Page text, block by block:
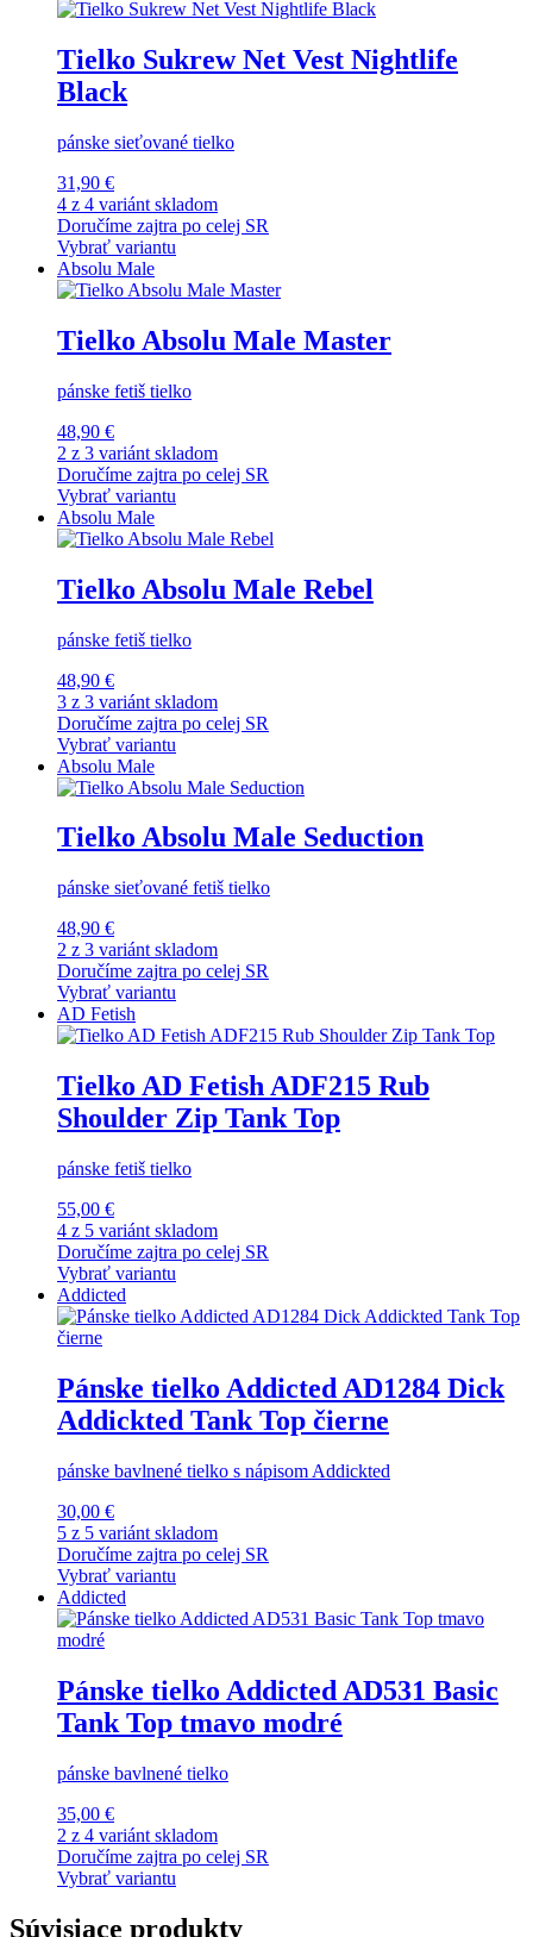
Tielko Sukrew Net Vest Nightlife
Black
pánske sieťované tielko
31,90 €
4 z 4 variánt skladom
Doručíme zajtra po celej SR
Vybrať variantu
Absolu Male
Tielko Absolu Male Master
pánske fetiš tielko
48,90 €
2 z 3 variánt skladom
Doručíme zajtra po celej SR
Vybrať variantu
Absolu Male
Tielko Absolu Male Rebel
pánske fetiš tielko
48,90 €
3 z 3 variánt skladom
Doručíme zajtra po celej SR
Vybrať variantu
Absolu Male
Tielko Absolu Male Seduction
pánske sieťované fetiš tielko
48,90 €
2 z 3 variánt skladom
Doručíme zajtra po celej SR
Vybrať variantu
AD Fetish
Tielko AD Fetish ADF215 Rub
Shoulder Zip Tank Top
pánske fetiš tielko
55,00 €
4 z 5 variánt skladom
Doručíme zajtra po celej SR
Vybrať variantu
Addicted
Pánske tielko Addicted AD1284 Dick
Addickted Tank Top čierne
pánske bavlnené tielko s nápisom Addickted
30,00 €
5 z 5 variánt skladom
Doručíme zajtra po celej SR
Vybrať variantu
Addicted
Pánske tielko Addicted AD531 Basic
Tank Top tmavo modré
pánske bavlnené tielko
35,00 €
2 z 4 variánt skladom
Doručíme zajtra po celej SR
Vybrať variantu
Súvisiace produkty